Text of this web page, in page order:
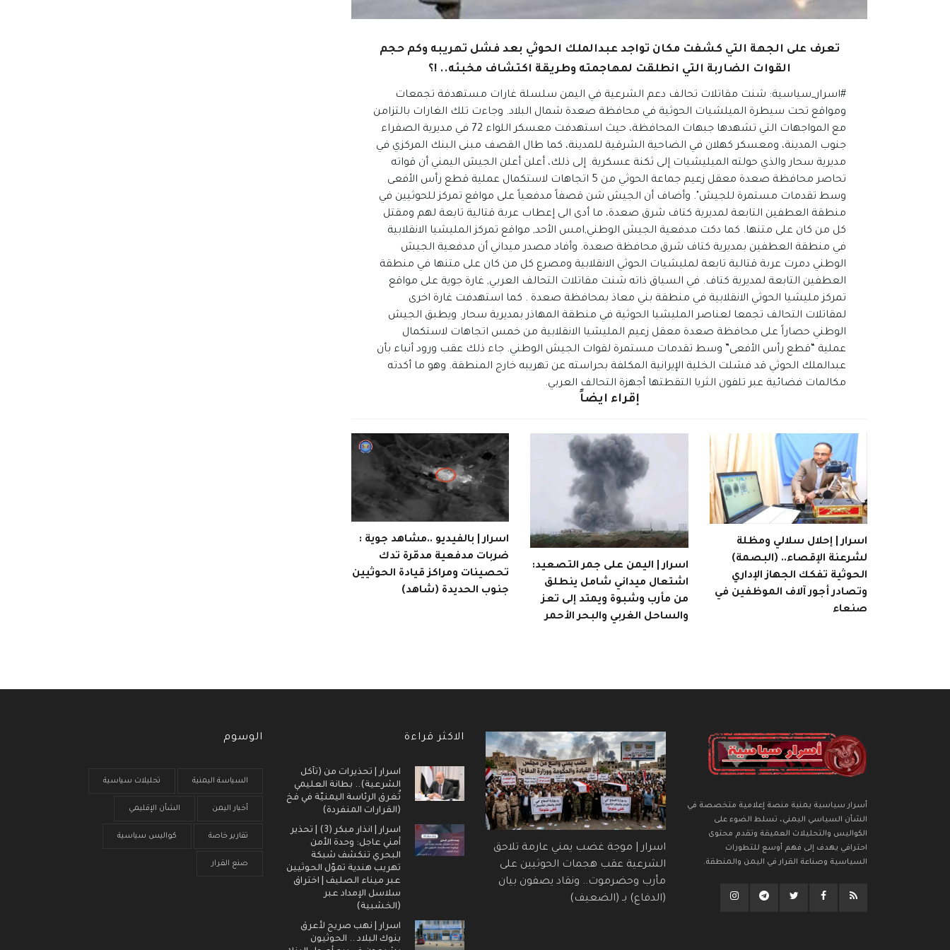
تعرف على الجهة التي كشفت مكان تواجد عبدالملك الحوثي بعد فشل تهريبه وكم حجم
القوات الضاربة التي انطلقت لمهاجمته وطريقة اكتشاف مخبئه.. !؟
#اسرار_سياسية: شنت مقاتلات تحالف دعم الشرعية في اليمن سلسلة غارات مستهدفة تجمعات
ومواقع تحت سيطرة الميلشيات الحوثية في محافظة صعدة شمال البلاد. وجاءت تلك الغارات بالتزامن
مع المواجهات التي تشهدها جبهات المحافظة، حيث استهدفت معسكر اللواء 72 في مديرية الصفراء
جنوب المدينة، ومعسكر كهلان في الضاحية الشرقية للمدينة، كما طال القصف مبنى البنك المركزي في
مديرية سحار والذي حولته الميليشيات إلى ثكنة عسكرية. إلى ذلك، أعلن أعلن الجيش اليمني أن قواته
تحاصر محافظة صعدة معقل زعيم جماعة الحوثي من 5 اتجاهات لاستكمال عملية قطع رأس الأفعى
وسط تقدمات مستمرة للجيش". وأضاف أن الجيش شن قصفاً مدفعياً على مواقع تمركز للحوثيين في
منطقة العطفين التابعة لمديرية كتاف شرق صعدة، ما أدى الى إعطاب عربة قتالية تابعة لهم ومقتل
كل من كان على متنها. كما دكت مدفعية الجيش الوطني,امس الأحد, مواقع تمركز المليشيا الانقلابية
في منطقة العطفين بمديرية كتاف شرق محافظة صعدة. وأفاد مصدر ميداني أن مدفعية الجيش
الوطني دمرت عربة قتالية تابعة لمليشيات الحوثي الانقلابية ومصرع كل من كان على متنها في منطقة
العطفين التابعة لمديرية كتاف. في السياق ذاته شنت مقاتلات التحالف العربي, غارة جوية على مواقع
تمركز مليشيا الحوثي الانقلابية في منطقة بني معاذ بمحافظة صعدة . كما استهدفت غارة اخرى
لمقاتلات التحالف تجمعا لعناصر المليشيا الحوثية في منطقة المهاذر بمديرية سحار. ويطبق الجيش
الوطني حصاراً على محافظة صعدة معقل زعيم المليشيا الانقلابية من خمس اتجاهات لاستكمال
عملية “قطع رأس الأفعى” وسط تقدمات مستمرة لقوات الجيش الوطني. جاء ذلك عقب ورود أنباء بأن
عبدالملك الحوثي قد فشلت الخلية الإيرانية المكلفة بحراسته عن تهريبه خارج المنطقة. وهو ما أكدته
مكالمات فضائية عبر تلفون الثريا التقطتها أجهزة التحالف العربي.
إقراء ايضاً
اسرار | إحلال سلالي ومظلة
لشرعنة الإقصاء.. (البصمة)
الحوثية تفكك الجهاز الإداري
وتصادر أجور آلاف الموظفين في
صنعاء
اسرار | اليمن على جمر التصعيد:
اشتعال ميداني شامل ينطلق
من مأرب وشبوة ويمتد إلى تعز
والساحل الغربي والبحر الأحمر
اسرار | بالفيديو ..مشاهد جوية :
ضربات مدفعية مدمّرة تدك
تحصينات ومراكز قيادة الحوثيين
جنوب الحديدة (شاهد)
أسرار سياسية يمنية منصة إعلامية متخصصة في
الشأن السياسي اليمني، تسلط الضوء على
الكواليس والتحليلات العميقة وتقدم محتوى
احترافي يهدف إلى فهم أوسع للتطورات
السياسية وصناعة القرار في اليمن والمنطقة.
اسرار | موجة غضب يمني عارمة تلاحق
الشرعية عقب هجمات الحوثيين على
مأرب وحضرموت.. ونقاد يصفون بيان
(الدفاع) بـ (الضعيف)
الاكثر قراءة
اسرار | تحذيرات من (تآكل
الشرعية).. بطانة العليمي
تُغرق الرئاسة اليمنيّة في فخ
(القرارات المنفردة)
اسرار | انذار مبكر (3) | تحذير
أمني عاجل: وحدة الأمن
البحري تنكشف شبكة
تهريب هندية تموّل الحوثيين
عبر ميناء الصليف | اختراق
سلاسل الإمداد عبر
(الخشبية)
اسرار | نهب صريح لأعرق
بنوك البلاد .. الحوثيون
الوسوم
السياسة اليمنية تحليلات سياسية
أخبار اليمن الشأن الإقليمي
تقارير خاصة كواليس سياسية
صنع القرار